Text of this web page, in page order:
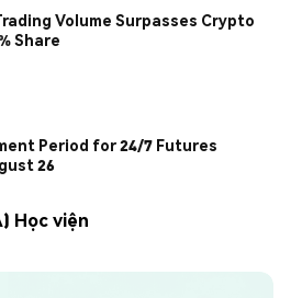
Volume Surpasses Crypto
Share
Period for 24/7 Futures
26
Học viện